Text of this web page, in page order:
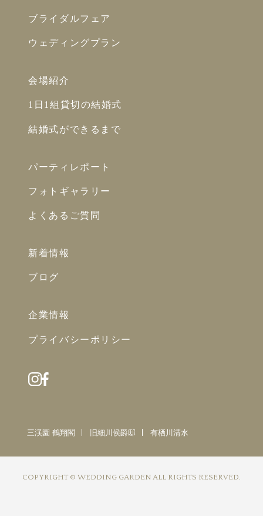
ブライダルフェア
ウェディングプラン
会場紹介
1日1組貸切の結婚式
結婚式ができるまで
パーティレポート
フォトギャラリー
よくあるご質問
新着情報
ブログ
企業情報
プライバシーポリシー
三渓園 鶴翔閣 旧細川侯爵邸 有栖川清水
COPYRIGHT © WEDDING GARDEN ALL RIGHTS RESERVED.